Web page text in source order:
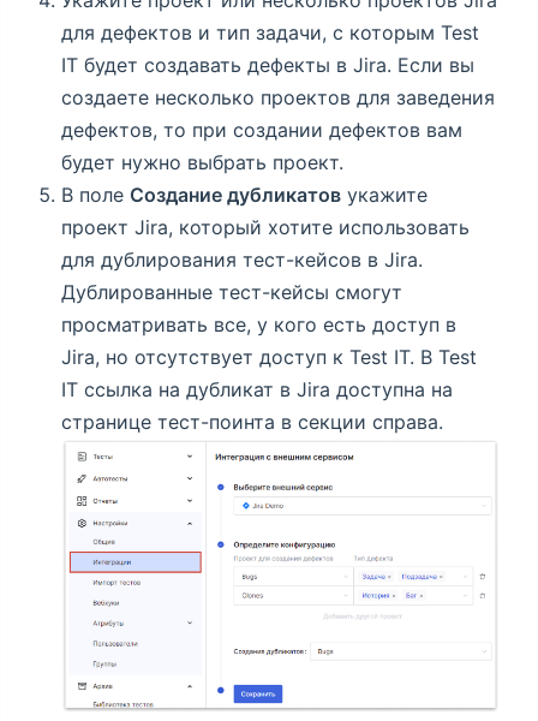
для дефектов и тип задачи, с которым Test
IT будет создавать дефекты в Jira. Если вы
создаете несколько проектов для заведения
дефектов, то при создании дефектов вам
будет нужно выбрать проект.
В поле Создание дубликатов укажите
проект Jira, который хотите использовать
для дублирования тест-кейсов в Jira.
Дублированные тест-кейсы смогут
просматривать все, у кого есть доступ в
Jira, но отсутствует доступ к Test IT. В Test
IT ссылка на дубликат в Jira доступна на
странице тест-поинта в секции справа.